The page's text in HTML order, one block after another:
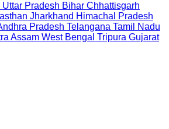
Uttar Pradesh Bihar Chhattisgarh
Jharkhand Himachal Pradesh
Pradesh Telangana Tamil Nadu
Assam West Bengal Tripura Gujarat